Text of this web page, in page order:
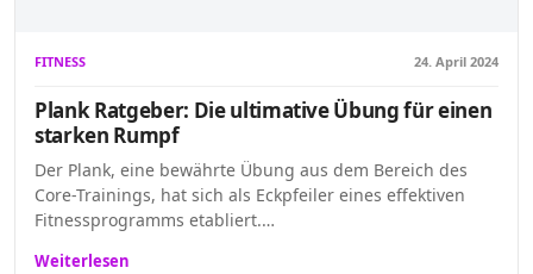
FITNESS 24. April 2024
Plank Ratgeber: Die ultimative Übung für einen
starken Rumpf
Der Plank, eine bewährte Übung aus dem Bereich des
Core-Trainings, hat sich als Eckpfeiler eines effektiven
Fitnessprogramms etabliert.…
Weiterlesen